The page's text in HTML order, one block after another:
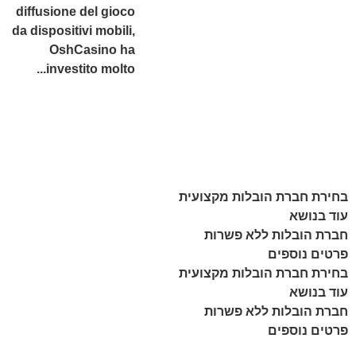
diffusione del gioco
da dispositivi mobili,
OshCasino ha
investito molto...
בחירת חברת הובלות מקצועית
עוד בנושא
חברת הובלות ללא פשרות
פרטים נוספים
בחירת חברת הובלות מקצועית
עוד בנושא
חברת הובלות ללא פשרות
פרטים נוספים